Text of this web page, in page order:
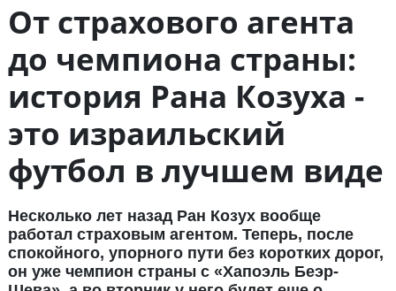
От страхового агента
до чемпиона страны:
история Рана Козуха -
это израильский
футбол в лучшем виде
Несколько лет назад Ран Козух вообще
работал страховым агентом. Теперь, после
спокойного, упорного пути без коротких дорог,
он уже чемпион страны с «Хапоэль Беэр-